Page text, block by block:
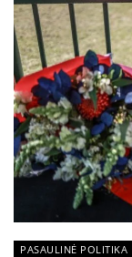
PASAULINĖ POLITIKA